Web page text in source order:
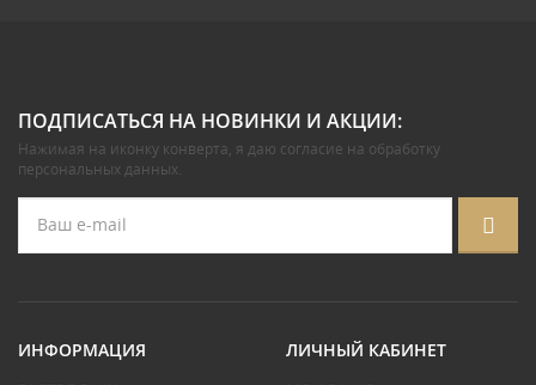
ПОДПИСАТЬСЯ НА НОВИНКИ И АКЦИИ:
Нажимая на иконку конверта, я даю согласие на обработку
персональных данных.
ИНФОРМАЦИЯ ЛИЧНЫЙ КАБИНЕТ